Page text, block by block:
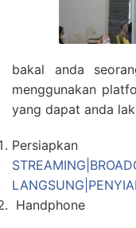
bakal anda
menggunakan
yang dapat anda
Handphone